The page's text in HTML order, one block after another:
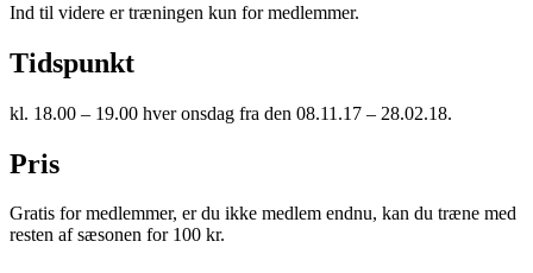
Ind til videre er træningen kun for medlemmer.
Tidspunkt
kl. 18.00 – 19.00 hver onsdag fra den 08.11.17 – 28.02.18.
Pris
Gratis for medlemmer, er du ikke medlem endnu, kan du træne med
resten af sæsonen for 100 kr.